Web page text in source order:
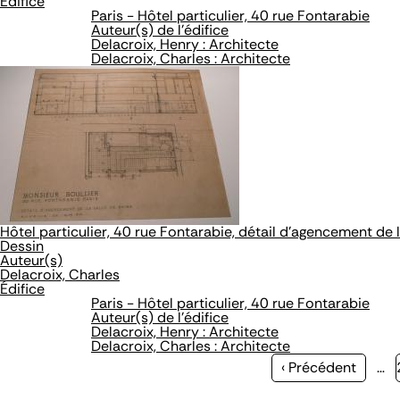
Paris - Hôtel particulier, 40 rue Fontarabie
Auteur(s) de l'édifice
Delacroix, Henry : Architecte
Delacroix, Charles : Architecte
Hôtel particulier, 40 rue Fontarabie, détail d'agencement de
Dessin
Auteur(s)
Delacroix, Charles
Édifice
Paris - Hôtel particulier, 40 rue Fontarabie
Auteur(s) de l'édifice
Delacroix, Henry : Architecte
Delacroix, Charles : Architecte
Page
‹ Précédent …